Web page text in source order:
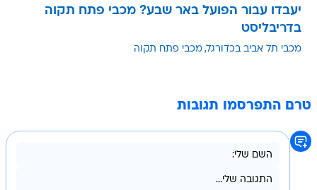
יעבדו עבור הפועל באר שבע? מכבי פתח תקוה
בדריבליסט
מכבי תל אביב בכדורגל מכבי פתח תקוה
טרם התפרסמו תגובות